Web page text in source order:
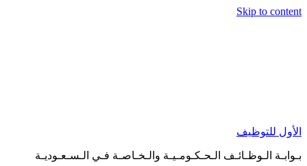
Skip to content
الأول للتوظيف
بـوابـة الـوظـائـف الـحـكـومـيـة والـخـاصـة فـي الـسـعـوديـة